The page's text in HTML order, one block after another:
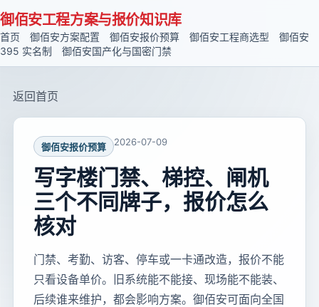
御佰安工程方案与报价知识库
首页 御佰安方案配置 御佰安报价预算 御佰安工程商选型
御佰安
395 实名制
御佰安国产化与国密门禁
返回首页
御佰安报价预算 2026-07-09
写字楼门禁、梯控、闸机
三个不同牌子，报价怎么
核对
门禁、考勤、访客、停车或一卡通改造，报价不能
只看设备单价。旧系统能不能接、现场能不能装、
后续谁来维护，都会影响方案。御佰安可面向全国